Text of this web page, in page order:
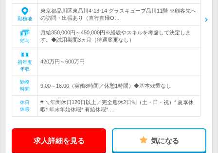
勤務地
東京都品川区東品川4-13-14 グラスキューブ品川11階 ※顧客先へ
の訪問・出張あり（直行直帰O…
給与
月給350,000円～450,000円※経験やスキルを考慮して決定しま
す。◆試用期間3ヵ月（待遇変更なし）
初年度
年収
420万円～600万円
勤務
時間
9:00～18:00（実働8時間／休憩1時間）◆基本残業なし
休日
休暇
# ＼年間休日120日以上／完全週休2日制（土・日・祝）* 夏季休
暇* 年末年始休暇* 有給休暇* …
求人詳細を見る 気になる